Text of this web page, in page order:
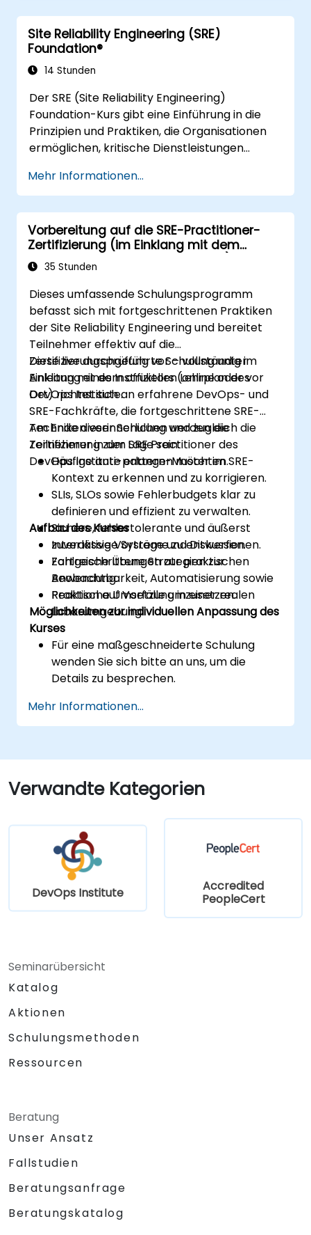
Nachfrage bis zum geschaffenen
Mehrwert.
beitragen können.
Site Reliability Engineering (SRE)
Foundation®
14 Stunden
Der SRE (Site Reliability Engineering)
Foundation-Kurs gibt eine Einführung in die
Prinzipien und Praktiken, die Organisationen
ermöglichen, kritische Dienstleistungen
Integration eines Zuverlässigkeitsaspekts
verlangt zudem eine Neuausrichtung der
Strukturen sowie verstärkte Betonung von
Ingenieurwesen und Automatisierung,
zusammen mit neuartigen Arbeitsmodellen.
Mehr Informationen...
Vorbereitung auf die SRE-Practitioner-
Zertifizierung (im Einklang mit dem
Curriculum des DevOps Institute)
35 Stunden
Dieses umfassende Schulungsprogramm
befasst sich mit fortgeschrittenen Praktiken
der Site Reliability Engineering und bereitet
Teilnehmer effektiv auf die
Zertifizierungsprüfung vor – vollständig im
Einklang mit dem offiziellen Lehrplan des
DevOps Institute.
Diese live durchgeführte Schulung unter
Anleitung eines Instruktors (online oder vor
Ort) richtet sich an erfahrene DevOps- und
SRE-Fachkräfte, die fortgeschrittene SRE-
Techniken verinnerlichen und zugleich die
Zertifizierung zum SRE Practitioner des
DevOps Institute erlangen möchten.
Am Ende dieser Schulung werden die
Teilnehmer in der Lage sein:
Häufige anti-pattern-Muster im SRE-
Kontext zu erkennen und zu korrigieren.
SLIs, SLOs sowie Fehlerbudgets klar zu
definieren und effizient zu verwalten.
Sichere, fehlertolerante und äußerst
zuverlässige Systeme zu entwerfen.
Fortgeschrittene Strategien zur
Beobachtbarkeit, Automatisierung sowie
Reaktion auf Vorfälle umzusetzen.
Aufbau des Kurses
Interaktive Vorträge und Diskussionen.
Zahlreiche Übungen zur praktischen
Anwendung.
Praktische Umsetzung in einer realen
Laborumgebung.
Möglichkeiten zur individuellen Anpassung des
Kurses
Für eine maßgeschneiderte Schulung
wenden Sie sich bitte an uns, um die
Details zu besprechen.
Mehr Informationen...
Verwandte Kategorien
DevOps Institute
Accredited
PeopleCert
Seminarübersicht
Katalog
Aktionen
Schulungsmethoden
Ressourcen
Beratung
Unser Ansatz
Fallstudien
Beratungsanfrage
Beratungskatalog